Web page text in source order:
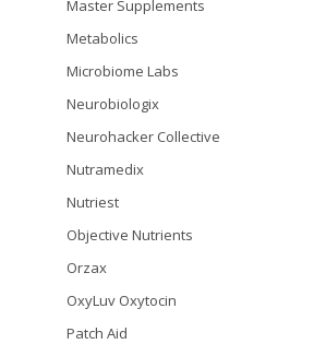
Master Supplements
Metabolics
Microbiome Labs
Neurobiologix
Neurohacker Collective
Nutramedix
Nutriest
Objective Nutrients
Orzax
OxyLuv Oxytocin
Patch Aid